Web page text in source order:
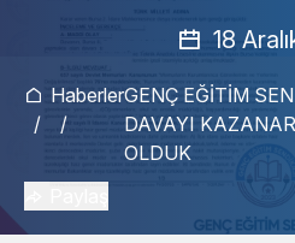
18
/
Haberler
/
GENÇ EĞİTİM
DAVAYI
OLDUK